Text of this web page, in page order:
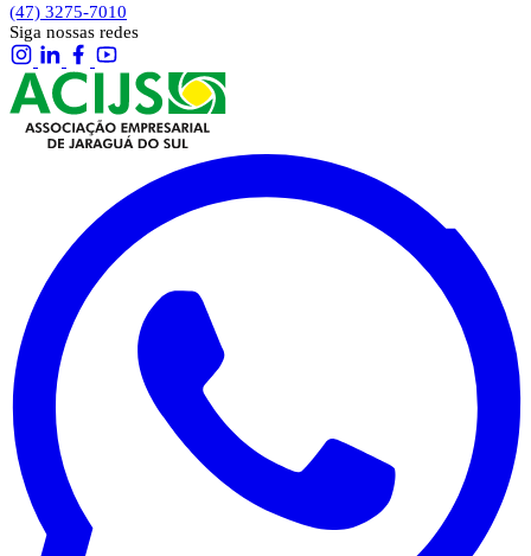
(47) 3275-7010
Siga nossas redes